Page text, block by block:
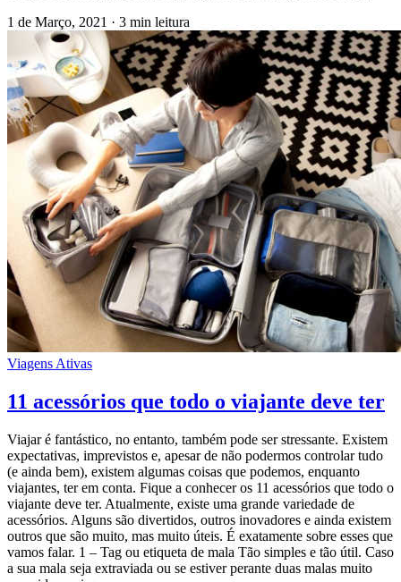
1 de Março, 2021 · 3 min leitura
Viagens Ativas
11 acessórios que todo o viajante deve ter
Viajar é fantástico, no entanto, também pode ser stressante. Existem
expectativas, imprevistos e, apesar de não podermos controlar tudo
(e ainda bem), existem algumas coisas que podemos, enquanto
viajantes, ter em conta. Fique a conhecer os 11 acessórios que todo o
viajante deve ter. Atualmente, existe uma grande variedade de
acessórios. Alguns são divertidos, outros inovadores e ainda existem
outros que são muito, mas muito úteis. É exatamente sobre esses que
vamos falar. 1 – Tag ou etiqueta de mala Tão simples e tão útil. Caso
a sua mala seja extraviada ou se estiver perante duas malas muito